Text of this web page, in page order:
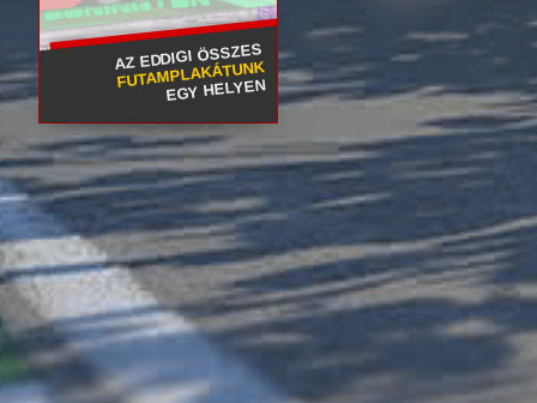
AZ EDDIGI ÖSSZES
FUTAMPLAKÁTUNK
EGY HELYEN